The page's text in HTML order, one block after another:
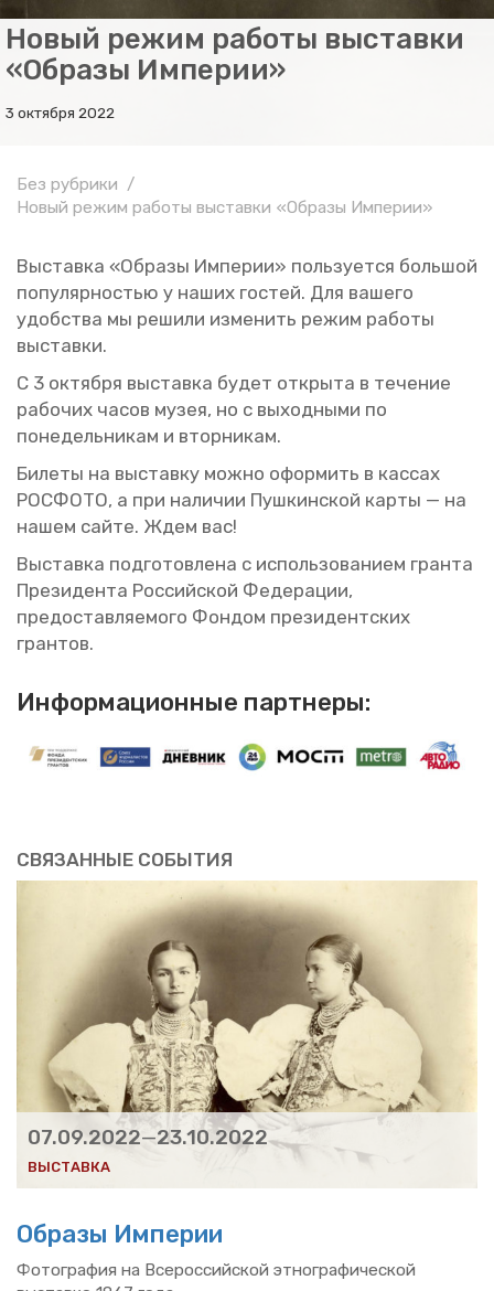
Новый режим работы выставки
«Образы Империи»
3 октября 2022
Без рубрики
Новый режим работы выставки «Образы Империи»
Вы­став­ка «Об­ра­зы Им­пе­рии» поль­зу­ет­ся боль­шой
по­пу­ляр­но­стью у наших го­стей. Для ва­ше­го
удоб­ства мы ре­ши­ли из­ме­нить режим ра­бо­ты
вы­став­ки.
С 3 ок­тяб­ря вы­став­ка будет от­кры­та в те­че­ние
ра­бо­чих часов музея, но с вы­ход­ны­ми по
по­не­дель­ни­кам и втор­ни­кам.
Би­ле­ты на вы­став­ку можно офор­мить в кас­сах
РОС­ФО­ТО, а при на­ли­чии Пуш­кин­ской карты — на
нашем сайте. Ждем вас!
Вы­став­ка под­го­тов­ле­на с ис­поль­зо­ва­ни­ем гран­та
Пре­зи­ден­та Рос­сий­ской Фе­де­ра­ции,
предо­став­ля­е­мо­го Фон­дом пре­зи­дент­ских
гран­тов.
Ин­фор­ма­ци­он­ные парт­не­ры:
СВЯ­ЗАН­НЫЕ СО­БЫ­ТИЯ
07.09.2022—23.10.2022
ВЫ­СТАВ­КА
Об­ра­зы Им­пе­рии
Фо­то­гра­фия на Все­рос­сий­ской эт­но­гра­фи­че­ской